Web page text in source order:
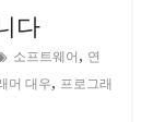
다
소프트웨어 , 연
머 대우, 프로그래